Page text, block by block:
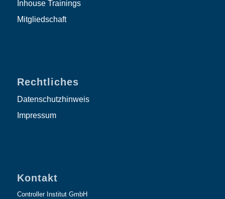
Inhouse Trainings
Mitgliedschaft
Rechtliches
Datenschutzhinweis
Impressum
Kontakt
Controller Institut GmbH